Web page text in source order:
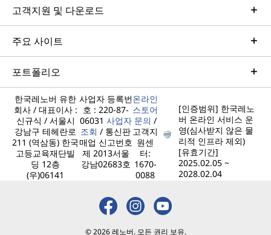
고객지원 및 다운로드
주요 사이트
포트폴리오
한국레노버 유한
회사 / 대표이사 :
신규식 / 서울시
강남구 테헤란로
211 (역삼동) 한국
고등교육재단빌
딩 12층
(우)06141
사업자 등록번
호 : 220-87-
06031 사업자
조회 / 통신판
매업 신고번호
제 2013서울
강남02683호
온라인
스토어
문의 /
고객지
원센
터:
1670-
0088
[인증범위] 한국레노
버 온라인 서비스 운
영(심사받지 않은 물
리적 인프라 제외)
[유효기간]
2025.02.05 ~
2028.02.04
© 2026 레노버. 모든 권리 보유.